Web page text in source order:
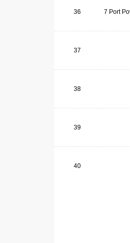
36 7 Port
37
38
39
40